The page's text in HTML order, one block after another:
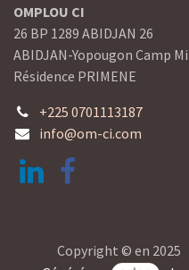
OMPLOU CI
26 BP 1289 ABIDJAN 26
ABIDJAN-Yopougon Camp
Résidence PRIMENE
+225 0701113187
info@om-ci.com
Copyright © en 2025